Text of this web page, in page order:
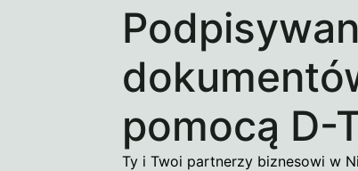
pomocą D-
Ty i Twoi partnerzy biznesowi w